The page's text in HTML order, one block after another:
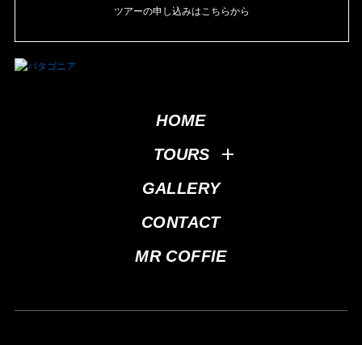
ツアーの申し込みはこちらから
HOME
TOURS
GALLERY
CONTACT
MR COFFIE